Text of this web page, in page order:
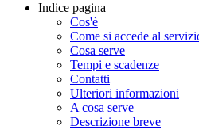
Indice pagina
Cos'è
Come si accede al
Cosa serve
Tempi e scadenze
Contatti
Ulteriori informazioni
A cosa serve
Descrizione breve